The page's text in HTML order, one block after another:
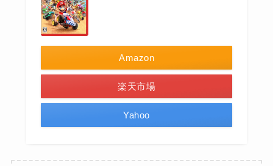
Amazon
楽天市場
Yahoo